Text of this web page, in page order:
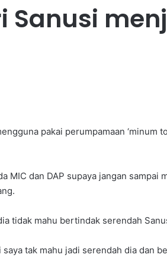
Sanusi
pakai perumpamaan ‘minum
dan DAP supaya jangan sampai
tidak mahu bertindak serendah
tak mahu jadi serendah dia dan